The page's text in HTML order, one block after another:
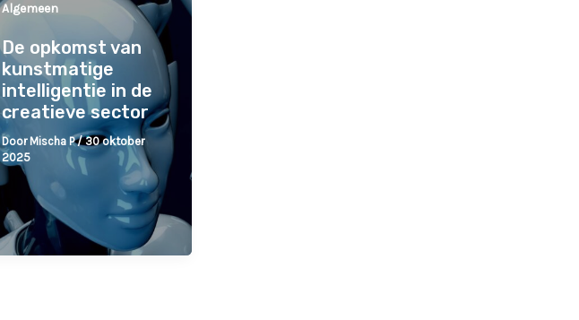
Algemeen
De opkomst van
kunstmatige
intelligentie in de
creatieve sector
Door Mischa P/30 oktober
2025